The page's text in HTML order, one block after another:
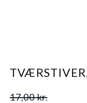
17,00 kr.